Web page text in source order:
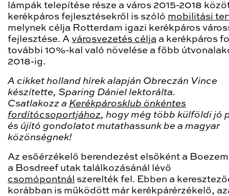
lámpák telepítése része a város 2015-2018
kerékpáros fejlesztésekről is szóló mobilitási
melynek célja Rotterdam igazi kerékpáros
fejlesztése. A városvezetés célja a kerékpáros
további 10%-kal való növelése a főbb
2018-ig.
A cikket holland hírek alapján Obreczán Vince
készítette, Sparing Dániel lektorálta.
Csatlakozz a Kerékpárosklub önkéntes
fordítócsoportjához, hogy még több külföldi jó
és újító gondolatot mutathassunk be a magyar
közönségnek!
Az esőérzékelő berendezést elsőként a
a Bosdreef utak találkozásánál lévő
csomópontnál
szerelték fel. Ebben a
korábban is működött már kerékpárérzékelő,